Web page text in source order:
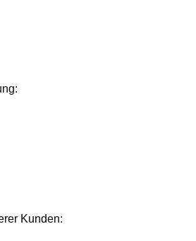
Kunden: